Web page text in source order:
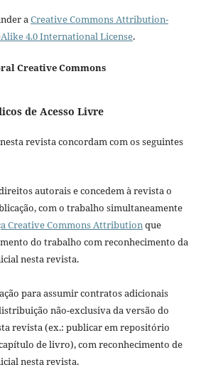
aCreative Commons Attribution-
4.0 International License.
Creative Commons
de Acesso Livre
revista concordam com os seguintes
autorais e concedem à revista o
com o trabalho simultaneamente
Creative Commons Attribution que
do trabalho com reconhecimento da
nesta revista.
para assumir contratos adicionais
não-exclusiva da versão do
revista (ex.: publicar em repositório
de livro), com reconhecimento de
nesta revista.